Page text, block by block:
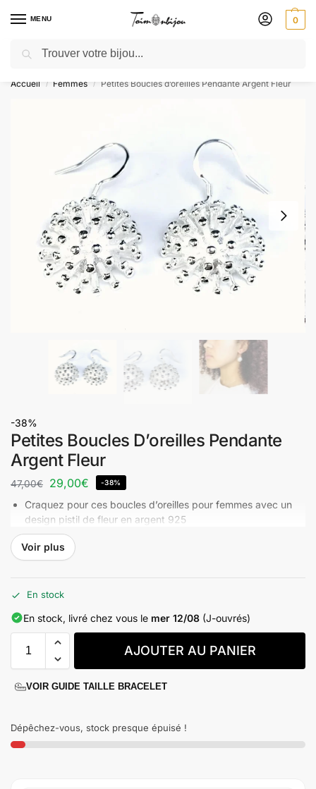
MENU 0
🎁 SOLDES SOLDES : jusqu’à -30 % ! GRAVURE OFFERTE – Livré 48h
Accueil / Femmes / Petites Boucles d’oreilles Pendante Argent Fleur
-38%
Petites Boucles D’oreilles Pendante
Argent Fleur
47,00€ 29,00€ -38%
Craquez pour ces boucles d’oreilles pour femmes avec un
design pistil de fleur en argent 925
Ces petites boucles d’oreilles pendante en argent, au design
floral délicat, apportent une touche d’élégance et de
fraîcheur à votre tenue. Leur finition en argent brillant
mouvement. Parfaites pour ajouter une note féminine et
Voir plus
En stock
En stock, livré chez vous le mer 12/08 (J-ouvrés)
AJOUTER AU PANIER
VOIR GUIDE TAILLE BRACELET
Dépêchez-vous, stock presque épuisé !